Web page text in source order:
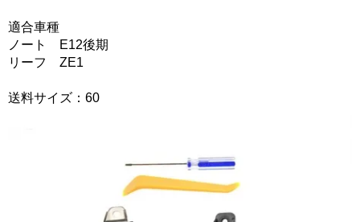
適合車種
ノート E12後期
リーフ ZE1
送料サイズ：60